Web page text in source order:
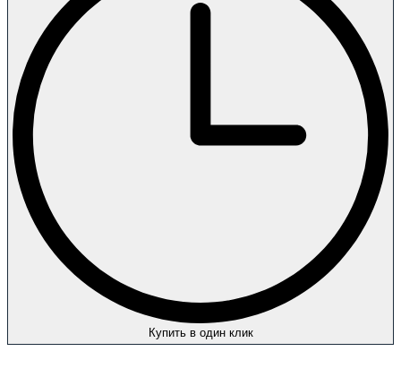
Купить в один клик